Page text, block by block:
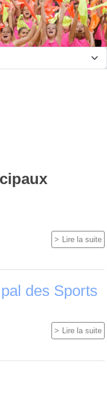
Lire la suite
des Sports
Lire la suite